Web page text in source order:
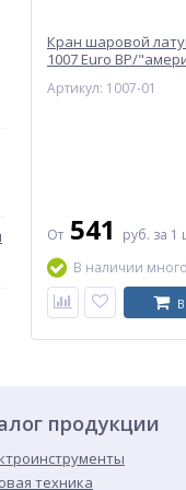
Масса нетто
Страна
Комплект поставки
Гарантия
Гарантийный
Гарантия
Гарантия
Срок службы
Срок службы -
Диаметр
Кран шаровой
1007 Euro ВР/
полнопроходной
красная Aquasfera
Артикул: 1007-01
От 541 руб. за 1
В наличии много
продукции
техника